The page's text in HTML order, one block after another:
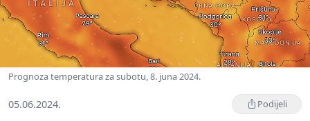
Prognoza temperatura za subotu, 8. juna 2024.
05.06.2024. Podijeli